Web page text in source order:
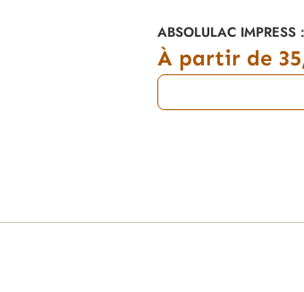
ABSOLULAC
À partir de